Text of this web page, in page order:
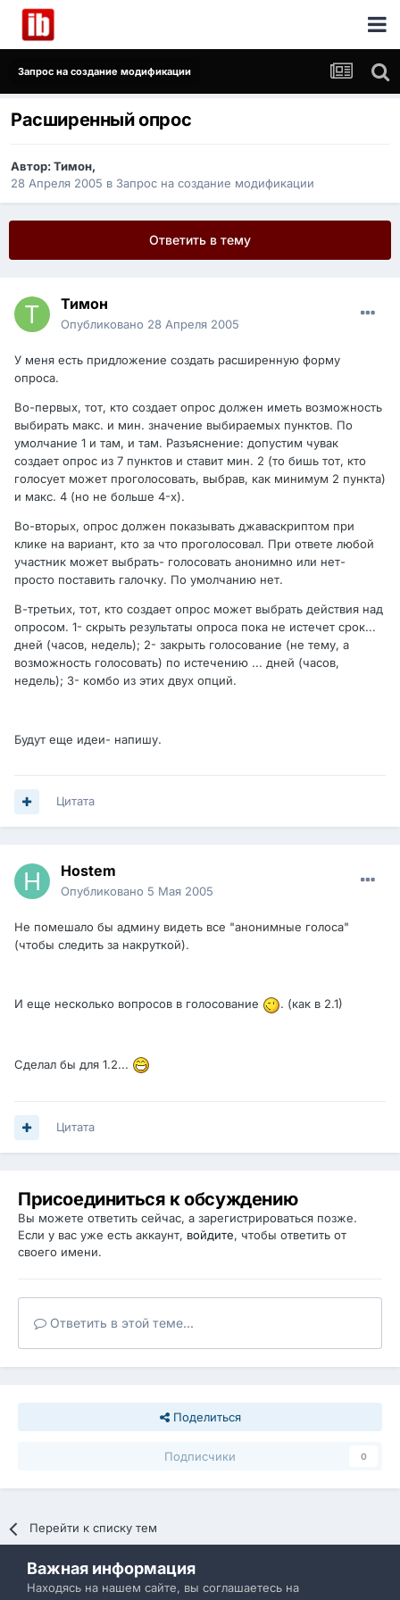
Запрос на создание модификации
Расширенный опрос
Автор:Тимон,
28 Апреля 2005 в Запрос на создание модификации
Ответить в тему
Тимон
Опубликовано 28 Апреля 2005
У меня есть придложение создать расширенную форму
опроса.
Во-первых, тот, кто создает опрос должен иметь возможность
выбирать макс. и мин. значение выбираемых пунктов. По
умолчание 1 и там, и там. Разъяснение: допустим чувак
создает опрос из 7 пунктов и ставит мин. 2 (то бишь тот, кто
голосует может проголосовать, выбрав, как минимум 2 пункта)
и макс. 4 (но не больше 4-х).
Во-вторых, опрос должен показывать джаваскриптом при
клике на вариант, кто за что проголосовал. При ответе любой
участник может выбрать- голосовать анонимно или нет-
просто поставить галочку. По умолчанию нет.
В-третьих, тот, кто создает опрос может выбрать действия над
опросом. 1- скрыть результаты опроса пока не истечет срок...
дней (часов, недель); 2- закрыть голосование (не тему, а
возможность голосовать) по истечению ... дней (часов,
недель); 3- комбо из этих двух опций.
Будут еще идеи- напишу.
Цитата
Hostem
Опубликовано 5 Мая 2005
Не помешало бы админу видеть все "анонимные голоса"
(чтобы следить за накруткой).
И еще несколько вопросов в голосование . (как в 2.1)
Сделал бы для 1.2...
Цитата
Присоединиться к обсуждению
Вы можете ответить сейчас, а зарегистрироваться позже.
Если у вас уже есть аккаунт, войдите, чтобы ответить от
своего имени.
Ответить в этой теме...
Поделиться
Подписчики 0
Перейти к списку тем
Политика конфиденциальности Обратная связь
Важная информация
Находясь на нашем сайте, вы соглашаетесь на